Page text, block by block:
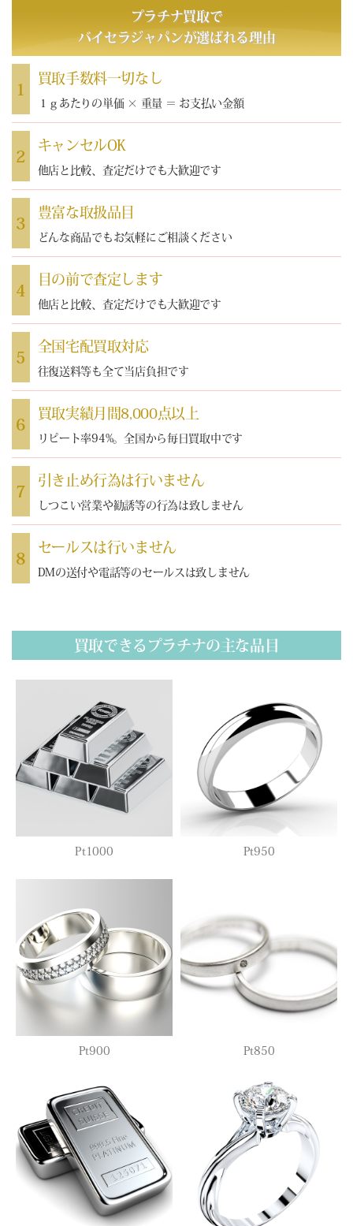
プラチナ買取で
バイセラジャパンが選ばれる理由
1
買取手数料一切なし
１ｇあたりの単価 × 重量 ＝ お支払い金額
2
キャンセルOK
他店と比較、査定だけでも大歓迎です
3
豊富な取扱品目
どんな商品でもお気軽にご相談ください
4
目の前で査定します
他店と比較、査定だけでも大歓迎です
5
全国宅配買取対応
往復送料等も全て当店負担です
6
買取実績月間8,000点以上
リピート率94%。全国から毎日買取中です
7
引き止め行為は行いません
しつこい営業や勧誘等の行為は致しません
8
セールスは行いません
DMの送付や電話等のセールスは致しません
買取できるプラチナの主な品目
Pt1000 Pt950
Pt900 Pt850